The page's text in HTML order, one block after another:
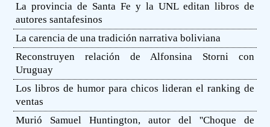
La provincia de Santa Fe y la UNL editan libros de
autores santafesinos
La carencia de una tradición narrativa boliviana
Reconstruyen relación de Alfonsina Storni con
Uruguay
Los libros de humor para chicos lideran el ranking de
ventas
Murió Samuel Huntington, autor del ''Choque de